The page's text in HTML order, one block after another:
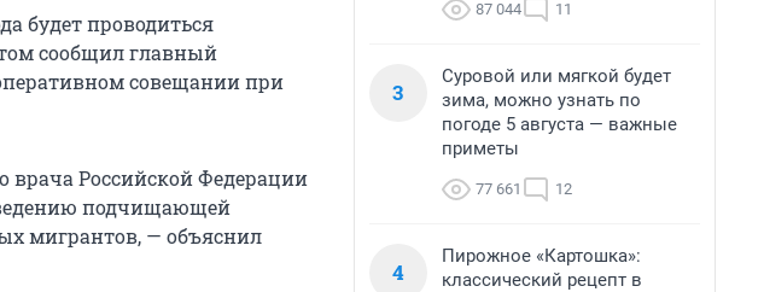
будет проводиться
сообщил главный
совещании при
врача Российской Федерации
подчищающей
мигрантов, — объяснил
87 044 11
3
Суровой или мягкой будет
зима, можно узнать по
погоде 5 августа — важные
приметы
77 661 12
4
Пирожное «Картошка»:
классический рецепт в